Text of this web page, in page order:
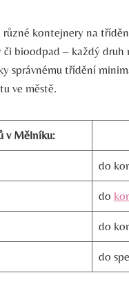
kontejnery na
bioodpad – každý druh
správnému třídění
ve městě.
v Mělníku:
do
do
do
do